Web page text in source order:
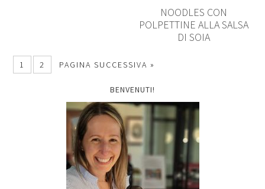
NOODLES CON
POLPETTINE ALLA SALSA
DI SOIA
1 2 PAGINA SUCCESSIVA »
BENVENUTI!